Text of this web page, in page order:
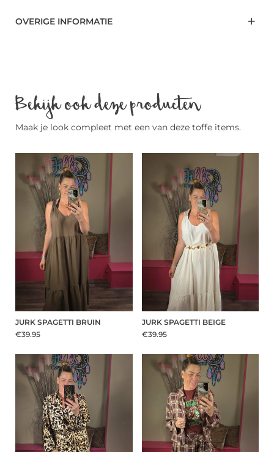
OVERIGE INFORMATIE
Bekijk ook deze producten
Maak je look compleet met een van deze toffe items.
JURK SPAGETTI BRUIN
€39.95
JURK SPAGETTI BEIGE
€39.95